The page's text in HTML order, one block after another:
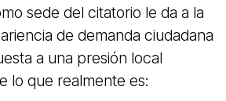
sede del citatorio le da a la
de demanda ciudadana
a una presión local
lo que realmente es: